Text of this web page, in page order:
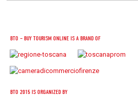
BTO – BUY TOURISM ONLINE IS A BRAND OF
BTO 2015 IS ORGANIZED BY